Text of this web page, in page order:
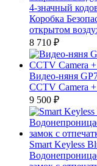
4-значный
Коробка
открытом
8 710 ₽
Видео-няня
CCTV Camera
9 500 ₽
Smart Keyless